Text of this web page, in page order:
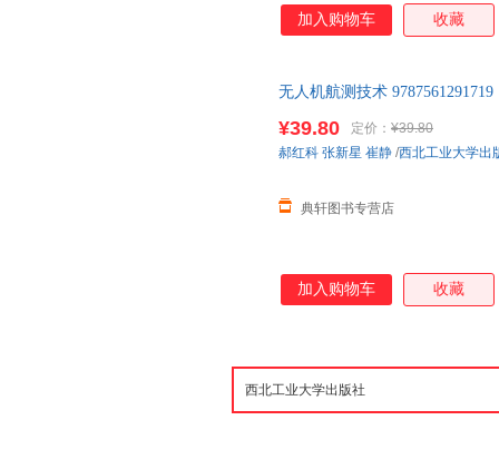
加入购物车 收藏
无人机航测技术 9787561291719
¥39.80 定价： ¥39.80
典轩图书专营店
郝红科 张新星 崔静 /西北工业大学出
加入购物车 收藏